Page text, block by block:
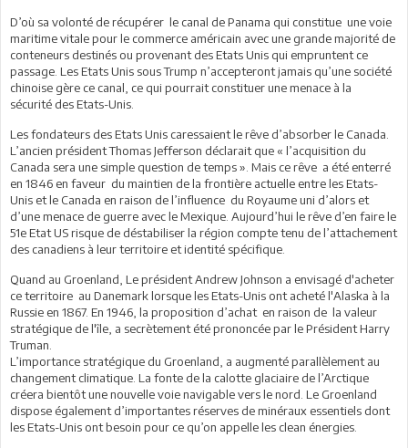
D’où sa volonté de récupérer le canal de Panama qui constitue une voie
maritime vitale pour le commerce américain avec une grande majorité de
conteneurs destinés ou provenant des Etats Unis qui empruntent ce
passage. Les Etats Unis sous Trump n’accepteront jamais qu’une société
chinoise gère ce canal, ce qui pourrait constituer une menace à la
sécurité des Etats-Unis.
Les fondateurs des Etats Unis caressaient le rêve d’absorber le Canada.
L’ancien président Thomas Jefferson déclarait que « l’acquisition du
Canada sera une simple question de temps ». Mais ce rêve a été enterré
en 1846 en faveur du maintien de la frontière actuelle entre les Etats-
Unis et le Canada en raison de l’influence du Royaume uni d’alors et
d’une menace de guerre avec le Mexique. Aujourd’hui le rêve d’en faire le
51e Etat US risque de déstabiliser la région compte tenu de l’attachement
des canadiens à leur territoire et identité spécifique.
Quand au Groenland, Le président Andrew Johnson a envisagé d'acheter
ce territoire au Danemark lorsque les Etats-Unis ont acheté l'Alaska à la
Russie en 1867. En 1946, la proposition d’achat en raison de la valeur
stratégique de l'île, a secrètement été prononcée par le Président Harry
Truman.
L’importance stratégique du Groenland, a augmenté parallèlement au
changement climatique. La fonte de la calotte glaciaire de l’Arctique
créera bientôt une nouvelle voie navigable vers le nord. Le Groenland
dispose également d’importantes réserves de minéraux essentiels dont
les Etats-Unis ont besoin pour ce qu’on appelle les clean énergies.